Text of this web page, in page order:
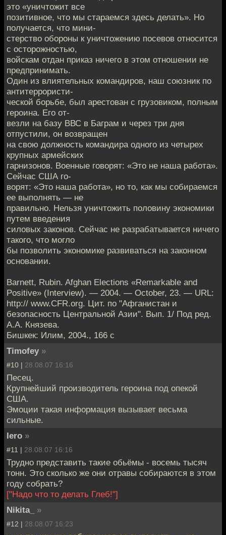
это «уничтожит все
позитивное, что мы стараемся здесь делать». Но
получается, что мини-
стерство обороны к уничтожению посевов относится
с осторожностью,
войскам отдан приказ ничего в этом отношении не
предпринимать.
Один из влиятельных командиров, наш союзник по
антитеррористи-
ческой борьбе, был арестован с грузовиком, полным
героина. Его от-
везли на базу ВВС в Баграм и через три дня
отпустили, он возвращен
на свою должность командира одного из четырех
крупных армейских
гарнизонов. Военные говорят: «Это не наша работа».
Сейчас США го-
ворят: «Это наша работа», но то, как мы собираемся
ее выполнять — не
правильно. Нельзя уничтожить половину экономики
путем введения
силовых законов. Сейчас не разрабатывается ничего
такого, что могло
бы позволить экономике развиваться на законном
основании.
Barnett, Rubin. Afghan Elections «Remarkable and
Positive» (Interview). — 2004. — October, 23. — URL:
http:// www.CFR.org. Цит. по "Афганистан и
безопасность Центральной Азии". Вып. 1/ Под ред.
А.А. Князева.
Бишкек: Илим, 2004., 166 с
Timofey »
#10 | 28.08.07 16:16
Песец.
Крупнейший производитель героина под опекой
США.
Эмоции такая информация вызывает весьма
сильные.
Iero »
#11 | 28.08.07 16:16
Трудно представить такие обьёмы - восемь тысяч
тонн. Это сколько же они отравы собираются в этом
году собрать?
["Надо что то делать Глеб!"]
Nikita_
»
#12 | 28.08.07 16:23